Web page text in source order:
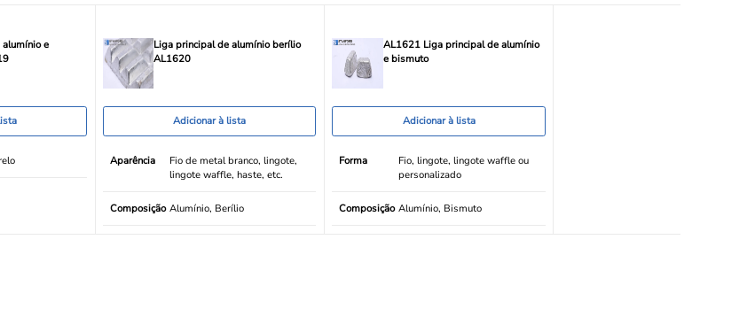
e
Liga principal de alumínio berílio
AL1620
Adicionar à lista
Aparência
Fio de metal branco, lingote,
lingote waffle, haste, etc.
Composição Alumínio, Berílio
AL1621 Liga principal de alumínio
e bismuto
Adicionar à lista
Forma
Fio, lingote, lingote waffle ou
personalizado
Composição Alumínio, Bismuto